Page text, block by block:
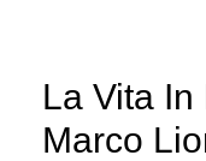
La Vita
Marco